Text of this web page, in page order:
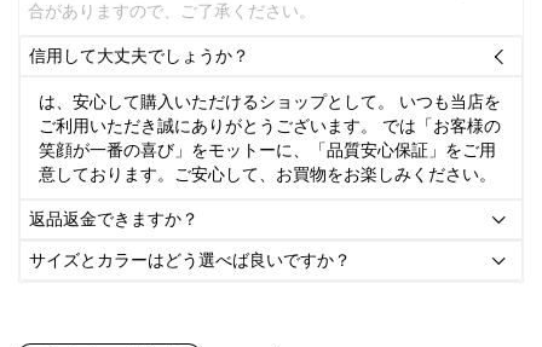
合がありますので、ご了承ください。
信用して大丈夫でしょうか？ 
は、安心して購入いただけるショップとして。 いつも当店を
ご利用いただき誠にありがとうございます。 では「お客様の
笑顔が一番の喜び」をモットーに、「品質安心保証」をご用
意しております。ご安心して、お買物をお楽しみください。
返品返金できますか？ 
サイズとカラーはどう選べば良いですか？ 